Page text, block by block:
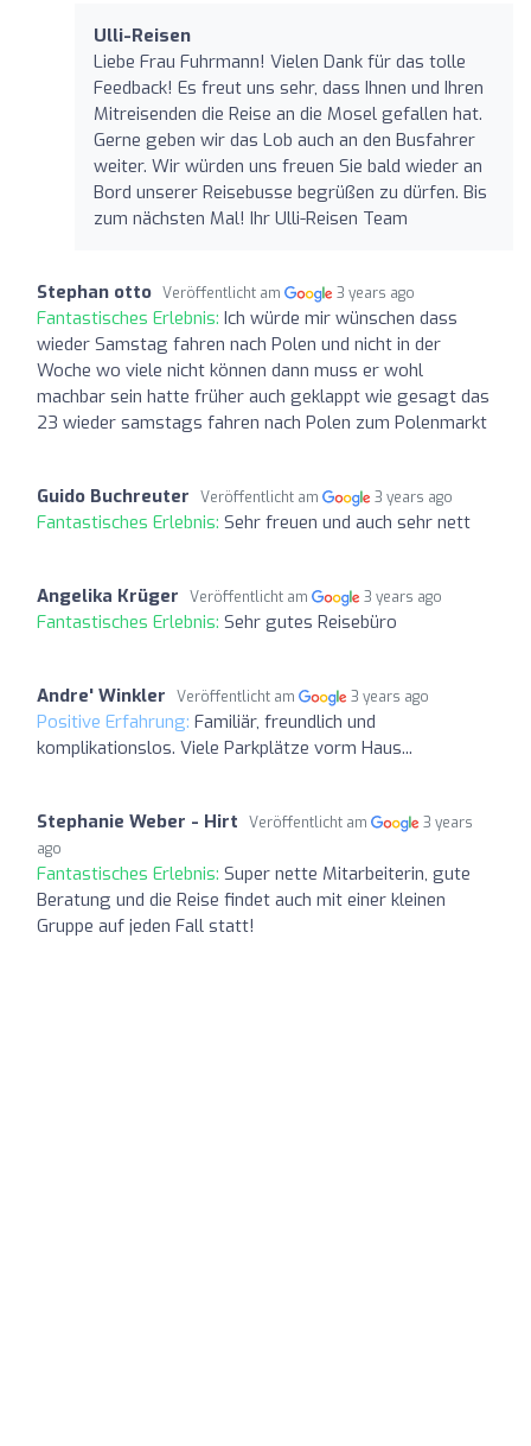
Ulli-Reisen
Liebe Frau Fuhrmann! Vielen Dank für das tolle
Feedback! Es freut uns sehr, dass Ihnen und Ihren
Mitreisenden die Reise an die Mosel gefallen hat.
Gerne geben wir das Lob auch an den Busfahrer
weiter. Wir würden uns freuen Sie bald wieder an
Bord unserer Reisebusse begrüßen zu dürfen. Bis
zum nächsten Mal! Ihr Ulli-Reisen Team
Stephan otto Veröffentlicht am 3 years ago
Fantastisches Erlebnis: Ich würde mir wünschen dass
wieder Samstag fahren nach Polen und nicht in der
Woche wo viele nicht können dann muss er wohl
machbar sein hatte früher auch geklappt wie gesagt das
23 wieder samstags fahren nach Polen zum Polenmarkt
Guido Buchreuter Veröffentlicht am 3 years ago
Fantastisches Erlebnis: Sehr freuen und auch sehr nett
Angelika Krüger Veröffentlicht am 3 years ago
Fantastisches Erlebnis: Sehr gutes Reisebüro
Andre' Winkler Veröffentlicht am 3 years ago
Positive Erfahrung: Familiär, freundlich und
komplikationslos. Viele Parkplätze vorm Haus...
Stephanie Weber - Hirt Veröffentlicht am
3 years
ago
Fantastisches Erlebnis: Super nette Mitarbeiterin, gute
Beratung und die Reise findet auch mit einer kleinen
Gruppe auf jeden Fall statt!